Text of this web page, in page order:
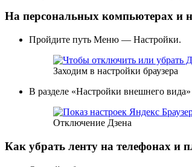
На персональных компьютерах и
Пройдите путь Меню — Настройки.
Заходим в настройки браузера
В разделе «Настройки внешнего
Отключение Дзена
Как убрать ленту на телефонах и